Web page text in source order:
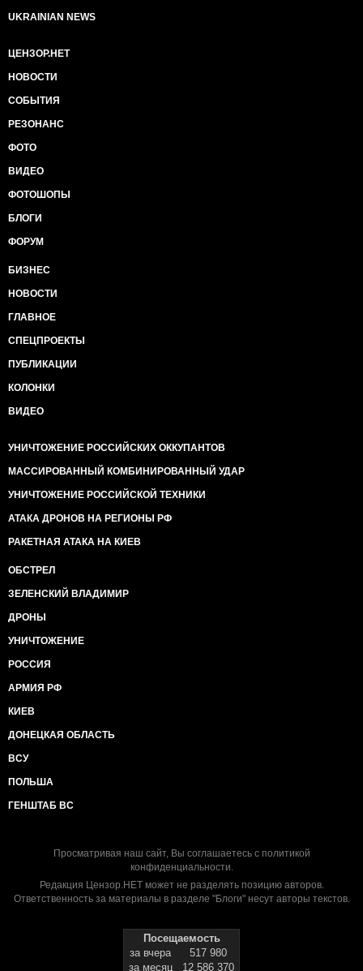
UKRAINIAN NEWS
ЦЕНЗОР.НЕТ
НОВОСТИ
СОБЫТИЯ
РЕЗОНАНС
ФОТО
ВИДЕО
ФОТОШОПЫ
БЛОГИ
ФОРУМ
БИЗНЕС
НОВОСТИ
ГЛАВНОЕ
СПЕЦПРОЕКТЫ
ПУБЛИКАЦИИ
КОЛОНКИ
ВИДЕО
УНИЧТОЖЕНИЕ РОССИЙСКИХ ОККУПАНТОВ
МАССИРОВАННЫЙ КОМБИНИРОВАННЫЙ УДАР
УНИЧТОЖЕНИЕ РОССИЙСКОЙ ТЕХНИКИ
АТАКА ДРОНОВ НА РЕГИОНЫ РФ
РАКЕТНАЯ АТАКА НА КИЕВ
ОБСТРЕЛ
ЗЕЛЕНСКИЙ ВЛАДИМИР
ДРОНЫ
УНИЧТОЖЕНИЕ
РОССИЯ
АРМИЯ РФ
КИЕВ
ДОНЕЦКАЯ ОБЛАСТЬ
ВСУ
ПОЛЬША
ГЕНШТАБ ВС
Просматривая наш сайт, Вы соглашаетесь с политикой
конфиденциальности.
Редакция Цензор.НЕТ может не разделять позицию авторов.
Ответственность за материалы в разделе "Блоги" несут авторы текстов.
Посещаемость
за вчера
517 980
за месяц
12 586 370